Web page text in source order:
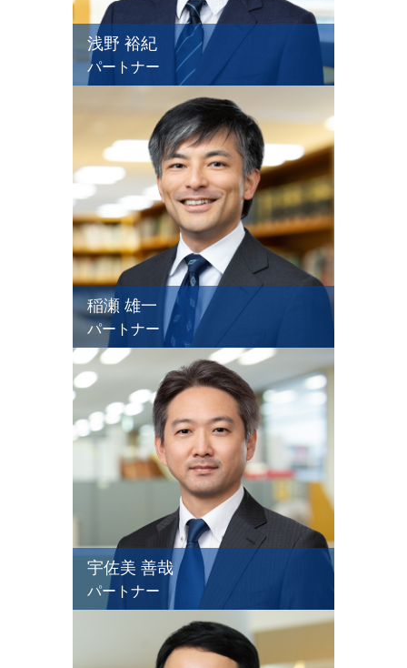
浅野 裕紀
パートナー
稲瀬 雄一
パートナー
宇佐美 善哉
パートナー